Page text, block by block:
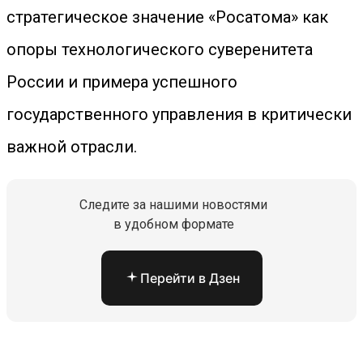
стратегическое значение «Росатома» как
опоры технологического суверенитета
России и примера успешного
государственного управления в критически
важной отрасли.
Следите за нашими новостями
в удобном формате
Перейти в Дзен